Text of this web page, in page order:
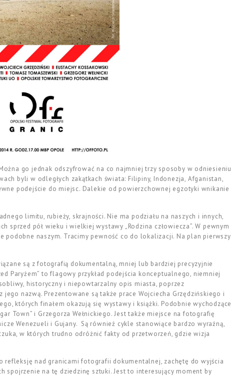
go jednak odszyfrować na co najmniej trzy sposoby w odniesieniu
byli w odległych zakątkach świata: Filipiny, Indonezja, Afganistan,
podejście do miejsc. Dalekie od powierzchownej egzotyki wnikanie
limitu, rubieży, skrajności. Nie ma podziału na naszych i innych,
pół wieku i wielkiej wystawy „Rodzina człowiecza”. W pewnym
podobne naszym. Tracimy pewność co do lokalizacji. Na plan pierwszy
są z fotografią dokumentalną, mniej lub bardziej precyzyjnie
Paryżem” to flagowy przykład podejścia konceptualnego, niemniej
historyczny i niepowtarzalny opis miasta, poprzez
nazwą. Prezentowane są także prace Wojciecha Grzędzińskiego i
których finałem okazują się wystawy i książki. Podobnie wychodzące
Town” i Grzegorza Wełnickiego. Jest także miejsce na fotografię
Wenezueli i Gujany. Są również cykle stanowiące bardzo wyraźną,
w których trudno odróżnić fakty od przetworzeń, gdzie wizja
refleksję nad granicami fotografii dokumentalnej, zachętę do wyjścia
na tę dziedzinę sztuki. Jest to interesujący moment by